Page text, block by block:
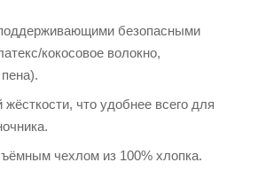
безопасными
кокосовое волокно,
что удобнее всего для
чехлом из 100% хлопка.